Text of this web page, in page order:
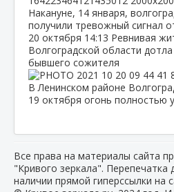
Накануне, 14 января,
получили тревожный сигнал
20 октября 14:13 Ревнивая
Волгоградской области
бывшего сожителя
В Ленинском районе
19 октября огонь полностью
Все права на материалы сайта
"Кривого зеркала". Перепечатка
наличии прямой гиперссылки на